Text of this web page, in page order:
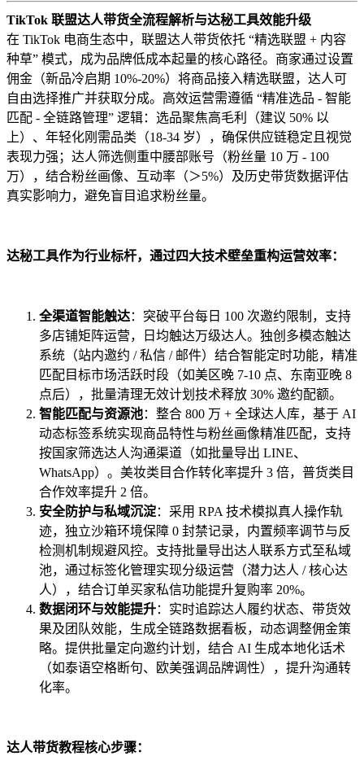
TikTok 联盟达人带货全流程解析与达秘工具效能升级
在 TikTok 电商生态中，联盟达人带货依托 “精选联盟 + 内容
种草” 模式，成为品牌低成本起量的核心路径。商家通过设置
佣金（新品冷启期 10%-20%）将商品接入精选联盟，达人可
自由选择推广并获取分成。高效运营需遵循 “精准选品 - 智能
匹配 - 全链路管理” 逻辑：选品聚焦高毛利（建议 50% 以
上）、年轻化刚需品类（18-34 岁），确保供应链稳定且视觉
表现力强；达人筛选侧重中腰部账号（粉丝量 10 万 - 100
万），结合粉丝画像、互动率（＞5%）及历史带货数据评估
真实影响力，避免盲目追求粉丝量。
达秘工具作为行业标杆，通过四大技术壁垒重构运营效率：
全渠道智能触达：突破平台每日 100 次邀约限制，支持
多店铺矩阵运营，日均触达万级达人。独创多模态触达
系统（站内邀约 / 私信 / 邮件）结合智能定时功能，精准
匹配目标市场活跃时段（如美区晚 7-10 点、东南亚晚 8
点后），批量清理无效计划技术释放 30% 邀约配额。
智能匹配与资源池：整合 800 万 + 全球达人库，基于 AI
动态标签系统实现商品特性与粉丝画像精准匹配，支持
按国家筛选达人沟通渠道（如批量导出 LINE、
WhatsApp）。美妆类目合作转化率提升 3 倍，普货类目
合作效率提升 2 倍。
安全防护与私域沉淀：采用 RPA 技术模拟真人操作轨
迹，独立沙箱环境保障 0 封禁记录，内置频率调节与反
检测机制规避风控。支持批量导出达人联系方式至私域
池，通过标签化管理实现分级运营（潜力达人 / 核心达
人），结合订单买家私信功能提升复购率 20%。
数据闭环与效能提升：实时追踪达人履约状态、带货效
果及团队效能，生成全链路数据看板，动态调整佣金策
略。提供批量定向邀约计划，结合 AI 生成本地化话术
（如泰语空格断句、欧美强调品牌调性），提升沟通转
化率。
达人带货教程核心步骤：